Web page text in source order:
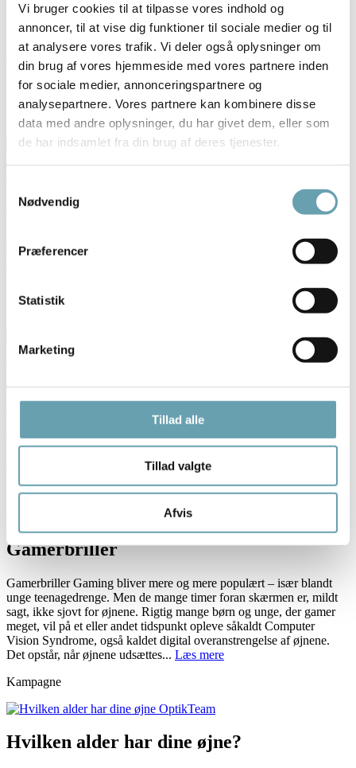
Vi bruger cookies til at tilpasse vores indhold og
annoncer, til at vise dig funktioner til sociale medier og til
at analysere vores trafik. Vi deler også oplysninger om
din brug af vores hjemmeside med vores partnere inden
for sociale medier, annonceringspartnere og
analysepartnere. Vores partnere kan kombinere disse
data med andre oplysninger, du har givet dem, eller som
de har indsamlet fra din brug af deres tjenester.
Nødvendig
Præferencer
Statistik
Marketing
Tillad alle
Tillad valgte
Afvis
Kom forrest i feltet med et par super smarte og nyttige sportsbriller.
Sportsbriller beskytter øjnene mod solen, støv og insekter, og kan i
mange henseender være med til at øge din sportspræstation. Har du
overvejet et par smarte sportsbriller med styrke-glas? Det gør både
løbeturen, cykelturen eller golfturen sjovere og udsynet bedre. Vi
har et...Læs mere
Nyheder
Aflevér dine aflagte briller hos os Hvert år kasserer danskerne op
skraldespanden. Men bare fordi brillerne er ødelagte, outdated eller
brugte, er de ikke ubrugelige. Vi kan nemlig genanvende
materialerne fra alle slags briller og give dem nyt liv. Det kan vi,
Kampagne
Har dine øjne brug for en Studiebrille?
Har dine øjne brug for en Studiebrille? Hvordan ved jeg om jeg skal
have studie/læsebriller? Er du begyndt at opleve træthed eller
kan være til gavn for dig. Her får du et par tips til, hvordan du kan
genkende de typiske tegn og...Læs mere
Kampagne
Gamerbriller
Gamerbriller Gaming bliver mere og mere populært – især blandt
unge teenagedrenge. Men de mange timer foran skærmen er, mildt
sagt, ikke sjovt for øjnene. Rigtig mange børn og unge, der gamer
meget, vil på et eller andet tidspunkt opleve såkaldt Computer
Vision Syndrome, også kaldet digital overanstrengelse af øjnene.
Det opstår, når øjnene udsættes... Læs mere
Kampagne
Hvilken alder har dine øjne?